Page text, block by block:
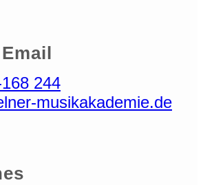
244
musikakademie.de